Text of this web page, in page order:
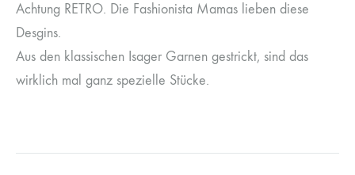
Achtung RETRO. Die Fashionista Mamas lieben diese
Desgins.
Aus den klassischen Isager Garnen gestrickt, sind das
wirklich mal ganz spezielle Stücke.